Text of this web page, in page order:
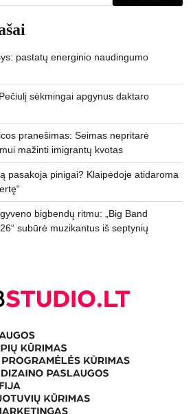
pastatų energinio naudingumo
sėkmingai apgynus daktaro
pranešimas: Seimas nepritarė
mažinti imigrantų kvotas
pasakoja pinigai? Klaipėdoje atidaroma
bigbendų ritmu: „Big Band
subūrė muzikantus iš septynių